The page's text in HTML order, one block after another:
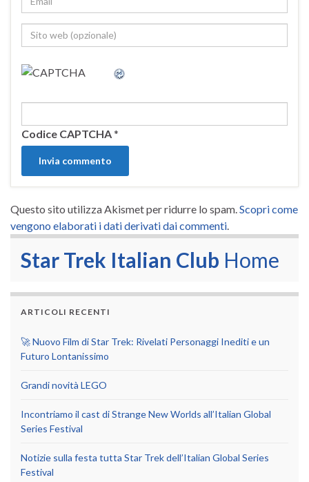
Codice CAPTCHA*
Questo sito utilizza Akismet per ridurre lo spam.Scopri come
vengono elaborati i dati derivati dai commenti.
Star Trek Italian Club Home
ARTICOLI RECENTI
🚀 Nuovo Film di Star Trek: Rivelati Personaggi Inediti e un
Futuro Lontanissimo
Grandi novità LEGO
Incontriamo il cast di Strange New Worlds all’Italian Global
Series Festival
Notizie sulla festa tutta Star Trek dell’Italian Global Series
Festival